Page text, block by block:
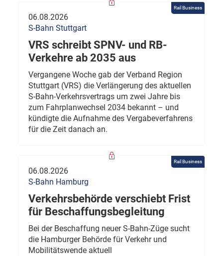
Rail Business
06.08.2026
S-Bahn Stuttgart
VRS schreibt SPNV- und RB-
Verkehre ab 2035 aus
Vergangene Woche gab der Verband Region
Stuttgart (VRS) die Verlängerung des aktuellen
S-Bahn-Verkehrsvertrags um zwei Jahre bis
zum Fahrplanwechsel 2034 bekannt – und
kündigte die Aufnahme des Vergabeverfahrens
für die Zeit danach an.
Rail Business
06.08.2026
S-Bahn Hamburg
Verkehrsbehörde verschiebt Frist
für Beschaffungsbegleitung
Bei der Beschaffung neuer S-Bahn-Züge sucht
die Hamburger Behörde für Verkehr und
Mobilitätswende aktuell